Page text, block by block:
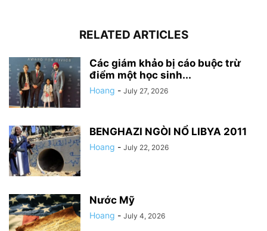
RELATED ARTICLES
Các giám khảo bị cáo buộc trừ
điểm một học sinh...
Hoang - July 27, 2026
BENGHAZI NGÒI NỔ LIBYA 2011
Hoang - July 22, 2026
Nước Mỹ
Hoang - July 4, 2026